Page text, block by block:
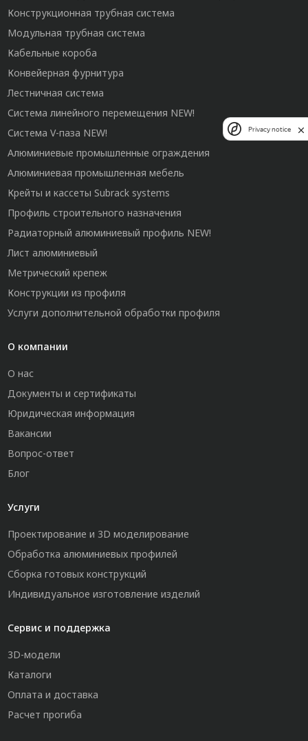
Конструкционная трубная система
Модульная трубная система
Кабельные короба
Конвейерная фурнитура
Лестничная система
Система линейного перемещения NEW!
Система V-паза NEW!
Алюминиевые промышленные ограждения
Алюминиевая промышленная мебель
Крейты и кассеты Subrack systems
Профиль строительного назначения
Радиаторный алюминиевый профиль NEW!
Лист алюминиевый
Метрический крепеж
Конструкции из профиля
Услуги дополнительной обработки профиля
О компании
О нас
Документы и сертификаты
Юридическая информация
Вакансии
Вопрос-ответ
Блог
Услуги
Проектирование и 3D моделирование
Обработка алюминиевых профилей
Сборка готовых конструкций
Индивидуальное изготовление изделий
Сервис и поддержка
3D-модели
Каталоги
Оплата и доставка
Расчет прогиба
Privacy notice